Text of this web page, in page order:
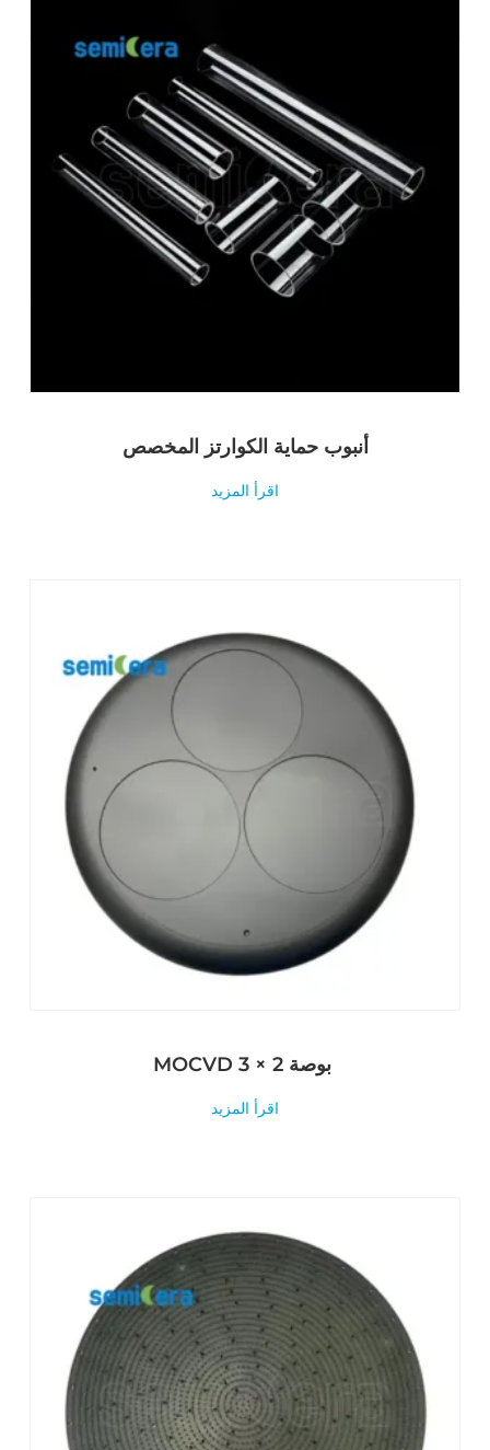
أنبوب حماية الكوارتز المخصص
اقرأ المزيد
اقرأ المزيد